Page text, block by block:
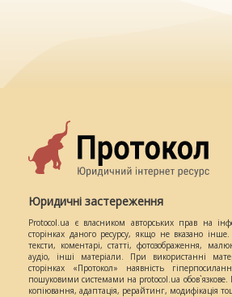
Юридичні застереження
Protocol.ua є власником авторських прав на
сторінках даного ресурсу, якщо не вказано
тексти, коментарі, статті, фотозображення,
аудіо, інші матеріали. При використанні
сторінках «Протокол» наявність
пошуковими системами на protocol.ua обов`язкове.
копіювання, адаптація, рерайтинг, модифікація